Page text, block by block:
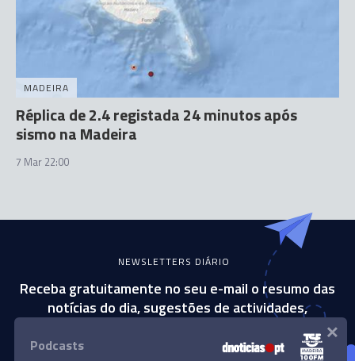
MADEIRA
Réplica de 2.4 registada 24 minutos após
sismo na Madeira
7 Mar 22:00
NEWSLETTERS DIÁRIO
Receba gratuitamente no seu e-mail o resumo das
notícias do dia, sugestões de actividades,
Podcasts ×